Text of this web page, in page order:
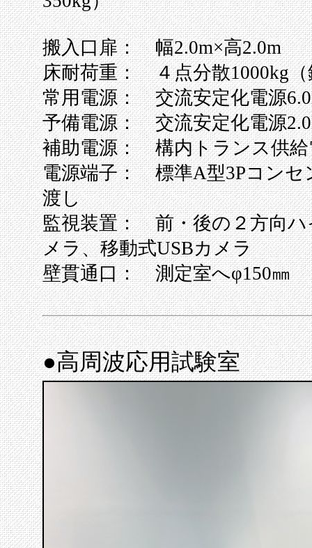
搬入口扉： 幅2.0m×高2.0m
床耐荷重： ４点分散1000kg（
常用電源： 交流安定化電源
予備電源： 交流安定化電源
補助電源： 構内トランス供給
電源端子： 標準A型3Pコンセ
渡し
監視装置： 前・後の２方向ハ
メラ、移動式USBカメラ
壁貫通口： 測定室へφ150㎜
●高周波応用試験室